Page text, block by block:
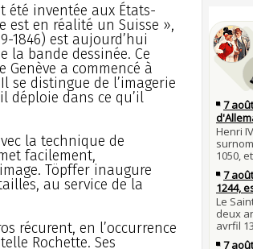
été inventée aux États-
est en réalité un Suisse »,
1846) est aujourd’hui
la bande dessinée. Ce
Genève a commencé à
se distingue de l’imagerie
déploie dans ce qu’il
la technique de
facilement,
Töpffer inaugure
au service de la
récurent, en l’occurrence
Rochette. Ses
1er
les
en
30
29
la
28
27
Qui
mort
son